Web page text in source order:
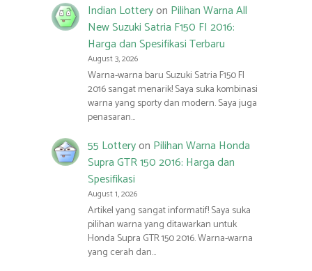
Indian Lotteryon Pilihan Warna All
New Suzuki Satria F150 FI 2016:
Harga dan Spesifikasi Terbaru
August 3, 2026
Warna-warna baru Suzuki Satria F150 FI
2016 sangat menarik! Saya suka kombinasi
warna yang sporty dan modern. Saya juga
penasaran…
55 Lotteryon Pilihan Warna Honda
Supra GTR 150 2016: Harga dan
Spesifikasi
August 1, 2026
Artikel yang sangat informatif! Saya suka
pilihan warna yang ditawarkan untuk
Honda Supra GTR 150 2016. Warna-warna
yang cerah dan…